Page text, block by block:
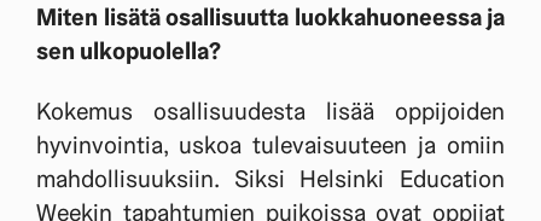
Miten lisätä osallisuutta luokkahuoneessa ja
sen ulkopuolella?
Kokemus osallisuudesta lisää oppijoiden
hyvinvointia, uskoa tulevaisuuteen ja omiin
mahdollisuuksiin. Siksi Helsinki Education
Weekin tapahtumien puikoissa ovat oppijat